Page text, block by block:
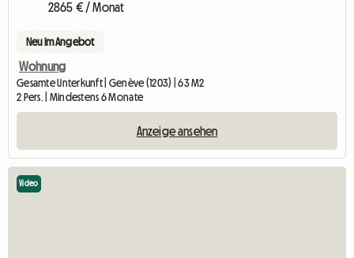
2865 € / Monat
Neu im Angebot
Wohnung
Gesamte Unterkunft | Genève (1203) | 63 M2
2 Pers. | Mindestens 6 Monate
Anzeige ansehen
Video